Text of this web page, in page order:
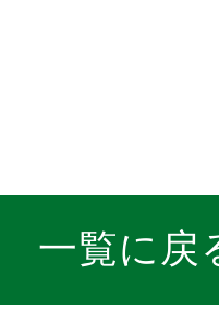
一覧に戻